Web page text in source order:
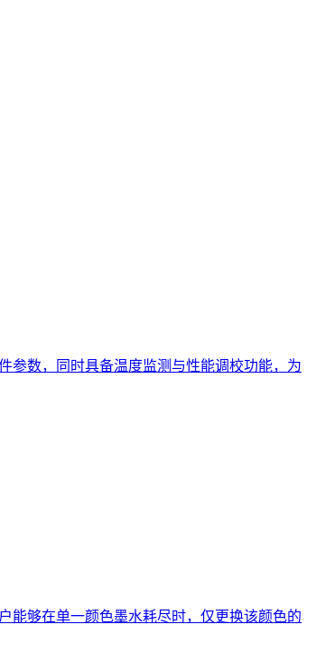
参数，同时具备温度监测与性能调校功能，为
能够在单一颜色墨水耗尽时，仅更换该颜色的